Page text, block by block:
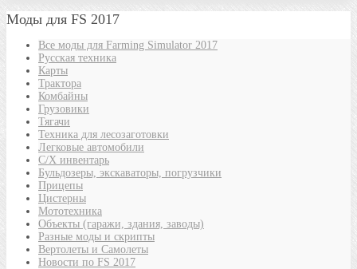
Моды для FS 2017
Все моды для Farming Simulator 2017
Русская техника
Карты
Трактора
Комбайны
Грузовики
Тягачи
Техника для лесозаготовки
Легковые автомобили
С/Х инвентарь
Бульдозеры, экскаваторы, погрузчики
Прицепы
Цистерны
Мототехника
Объекты (гаражи, здания, заводы)
Разные моды и скрипты
Вертолеты и Самолеты
Новости по FS 2017